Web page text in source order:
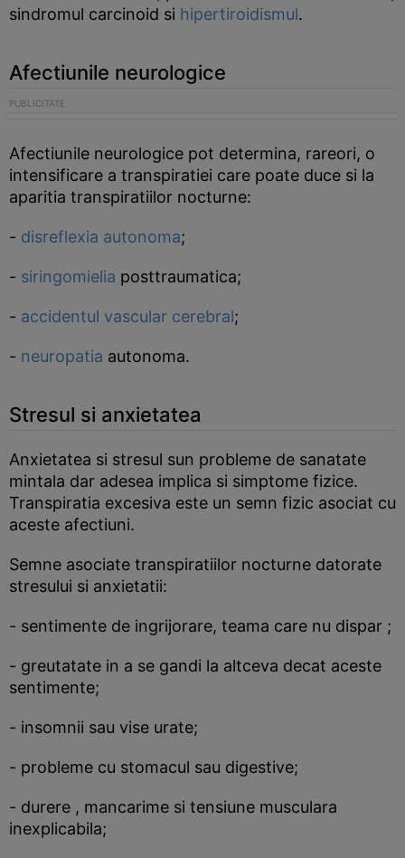
sindromul carcinoid si hipertiroidismul.
Afectiunile neurologice
Afectiunile neurologice pot determina, rareori, o
intensificare a transpiratiei care poate duce si la
aparitia transpiratiilor nocturne:
- disreflexia autonoma;
- siringomielia posttraumatica;
- accidentul vascular cerebral;
- neuropatia autonoma.
Stresul si anxietatea
Anxietatea si stresul sun probleme de sanatate
mintala dar adesea implica si simptome fizice.
Transpiratia excesiva este un semn fizic asociat cu
aceste afectiuni.
Semne asociate transpiratiilor nocturne datorate
stresului si anxietatii:
- sentimente de ingrijorare, teama care nu dispar ;
- greutatate in a se gandi la altceva decat aceste
sentimente;
- insomnii sau vise urate;
- probleme cu stomacul sau digestive;
- durere , mancarime si tensiune musculara
inexplicabila;